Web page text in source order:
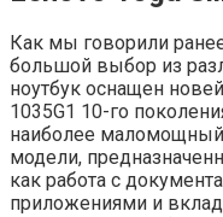
Как мы говорили
большой выбор из
ноутбук оснащен
1035G1 10-го
наиболее маломощный
модели,
как работа с
приложениями и